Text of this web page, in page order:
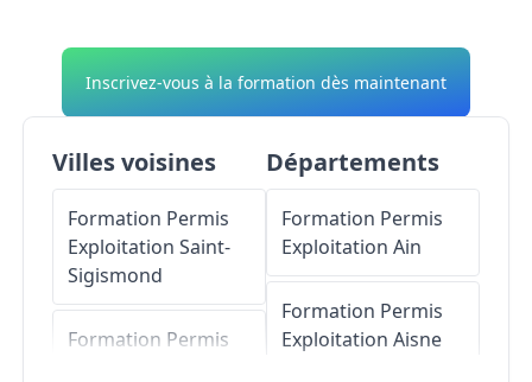
Inscrivez-vous à la formation dès maintenant
Villes voisines
Formation Permis
Exploitation Saint-
Sigismond
Formation Permis
Départements
Formation Permis
Exploitation Ain
Formation Permis
Exploitation Aisne